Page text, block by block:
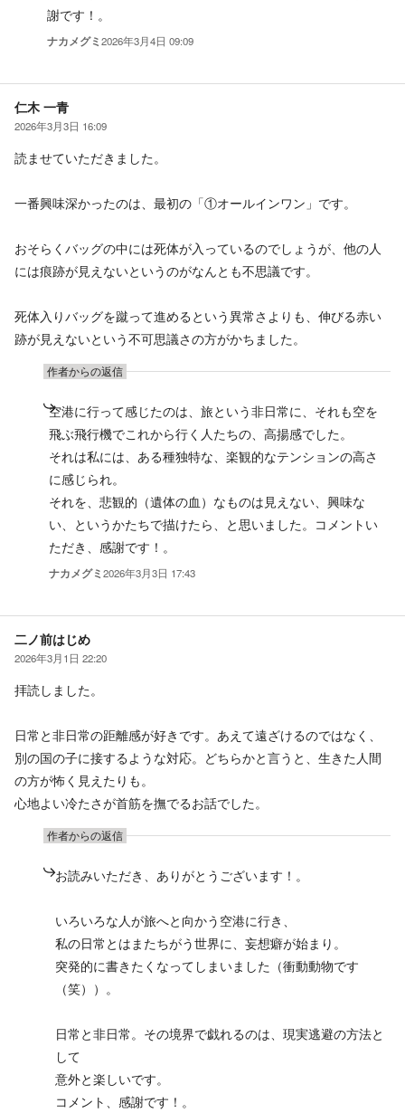
謝です！。
ナカメグミ2026年3月4日 09:09
仁木 一青
2026年3月3日 16:09
読ませていただきました。
一番興味深かったのは、最初の「①オールインワン」です。
おそらくバッグの中には死体が入っているのでしょうが、他の人
には痕跡が見えないというのがなんとも不思議です。
死体入りバッグを蹴って進めるという異常さよりも、伸びる赤い
跡が見えないという不可思議さの方がかちました。
作者からの返信
空港に行って感じたのは、旅という非日常に、それも空を
飛ぶ飛行機でこれから行く人たちの、高揚感でした。
それは私には、ある種独特な、楽観的なテンションの高さ
に感じられ。
それを、悲観的（遺体の血）なものは見えない、興味な
い、というかたちで描けたら、と思いました。コメントい
ただき、感謝です！。
ナカメグミ2026年3月3日 17:43
二ノ前はじめ
2026年3月1日 22:20
拝読しました。
日常と非日常の距離感が好きです。あえて遠ざけるのではなく、
別の国の子に接するような対応。どちらかと言うと、生きた人間
の方が怖く見えたりも。
心地よい冷たさが首筋を撫でるお話でした。
作者からの返信
お読みいただき、ありがとうございます！。
いろいろな人が旅へと向かう空港に行き、
私の日常とはまたちがう世界に、妄想癖が始まり。
突発的に書きたくなってしまいました（衝動動物です
（笑））。
日常と非日常。その境界で戯れるのは、現実逃避の方法と
して
意外と楽しいです。
コメント、感謝です！。